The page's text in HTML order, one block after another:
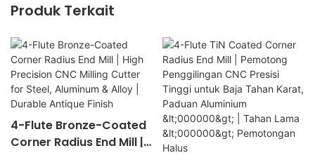
Produk Terkait
4-Flute Bronze-Coated
Corner Radius End Mill |